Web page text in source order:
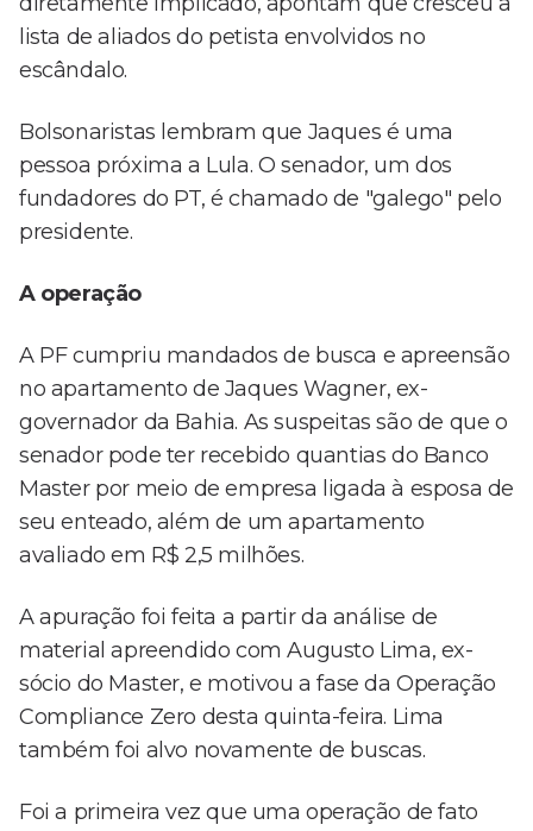
lista de aliados do petista envolvidos no
escândalo.
Bolsonaristas lembram que Jaques é uma
pessoa próxima a Lula. O senador, um dos
fundadores do PT, é chamado de "galego" pelo
presidente.
A operação
A PF cumpriu mandados de busca e apreensão
no apartamento de Jaques Wagner, ex-
governador da Bahia. As suspeitas são de que o
senador pode ter recebido quantias do Banco
Master por meio de empresa ligada à esposa de
seu enteado, além de um apartamento
avaliado em R$ 2,5 milhões.
A apuração foi feita a partir da análise de
material apreendido com Augusto Lima, ex-
sócio do Master, e motivou a fase da Operação
Compliance Zero desta quinta-feira. Lima
também foi alvo novamente de buscas.
Foi a primeira vez que uma operação de fato